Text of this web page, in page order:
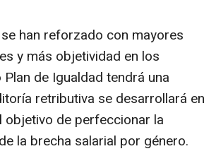
han reforzado con mayores
y más objetividad en los
de Igualdad tendrá una
retributiva se desarrollará en
de perfeccionar la
la brecha salarial por género.